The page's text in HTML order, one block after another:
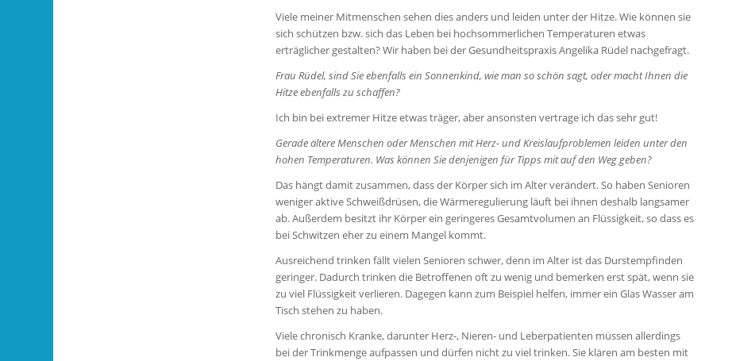
Viele meiner Mitmenschen sehen dies anders und leiden unter der Hitze. Wie können sie
sich schützen bzw. sich das Leben bei hochsommerlichen Temperaturen etwas
erträglicher gestalten? Wir haben bei der Gesundheitspraxis Angelika Rüdel nachgefragt.
Frau Rüdel, sind Sie ebenfalls ein Sonnenkind, wie man so schön sagt, oder macht Ihnen die
Hitze ebenfalls zu schaffen?
Ich bin bei extremer Hitze etwas träger, aber ansonsten vertrage ich das sehr gut!
Gerade ältere Menschen oder Menschen mit Herz- und Kreislaufproblemen leiden unter den
hohen Temperaturen. Was können Sie denjenigen für Tipps mit auf den Weg geben?
Das hängt damit zusammen, dass der Körper sich im Alter verändert. So haben Senioren
weniger aktive Schweißdrüsen, die Wärmeregulierung läuft bei ihnen deshalb langsamer
ab. Außerdem besitzt ihr Körper ein geringeres Gesamtvolumen an Flüssigkeit, so dass es
bei Schwitzen eher zu einem Mangel kommt.
Ausreichend trinken fällt vielen Senioren schwer, denn im Alter ist das Durstempfinden
geringer. Dadurch trinken die Betroffenen oft zu wenig und bemerken erst spät, wenn sie
zu viel Flüssigkeit verlieren. Dagegen kann zum Beispiel helfen, immer ein Glas Wasser am
Tisch stehen zu haben.
Viele chronisch Kranke, darunter Herz-, Nieren- und Leberpatienten müssen allerdings
bei der Trinkmenge aufpassen und dürfen nicht zu viel trinken. Sie klären am besten mit